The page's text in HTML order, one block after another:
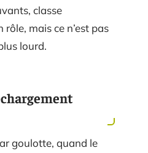
classe
rôle, mais ce n’est pas
lourd.
goulotte, quand le